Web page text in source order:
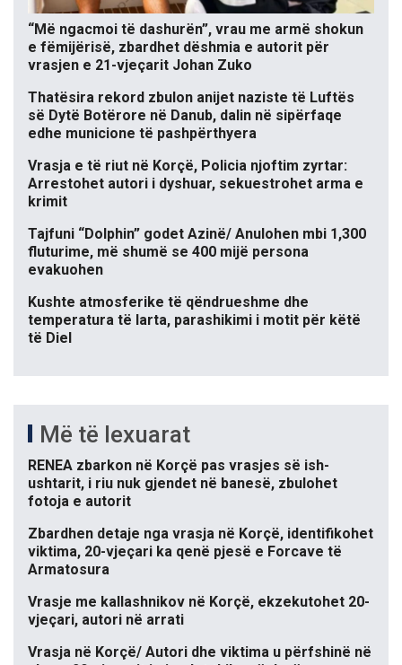
“Më ngacmoi të dashurën”, vrau me armë shokun
e fëmijërisë, zbardhet dëshmia e autorit për
vrasjen e 21-vjeçarit Johan Zuko
Thatësira rekord zbulon anijet naziste të Luftës
së Dytë Botërore në Danub, dalin në sipërfaqe
edhe municione të pashpërthyera
Vrasja e të riut në Korçë, Policia njoftim zyrtar:
Arrestohet autori i dyshuar, sekuestrohet arma e
krimit
Tajfuni “Dolphin” godet Azinë/ Anulohen mbi 1,300
fluturime, më shumë se 400 mijë persona
evakuohen
Kushte atmosferike të qëndrueshme dhe
temperatura të larta, parashikimi i motit për këtë
të Diel
Më të lexuarat
RENEA zbarkon në Korçë pas vrasjes së ish-
ushtarit, i riu nuk gjendet në banesë, zbulohet
fotoja e autorit
Zbardhen detaje nga vrasja në Korçë, identifikohet
viktima, 20-vjeçari ka qenë pjesë e Forcave të
Armatosura
Vrasje me kallashnikov në Korçë, ekzekutohet 20-
vjeçari, autori në arrati
Vrasja në Korçë/ Autori dhe viktima u përfshinë në